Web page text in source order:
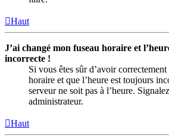
Haut
J’ai changé mon fuseau horaire et
incorrecte !
Si vous êtes sûr d’avoir
horaire et que l’heure est toujours
serveur ne soit pas à l’heure.
administrateur.
Haut